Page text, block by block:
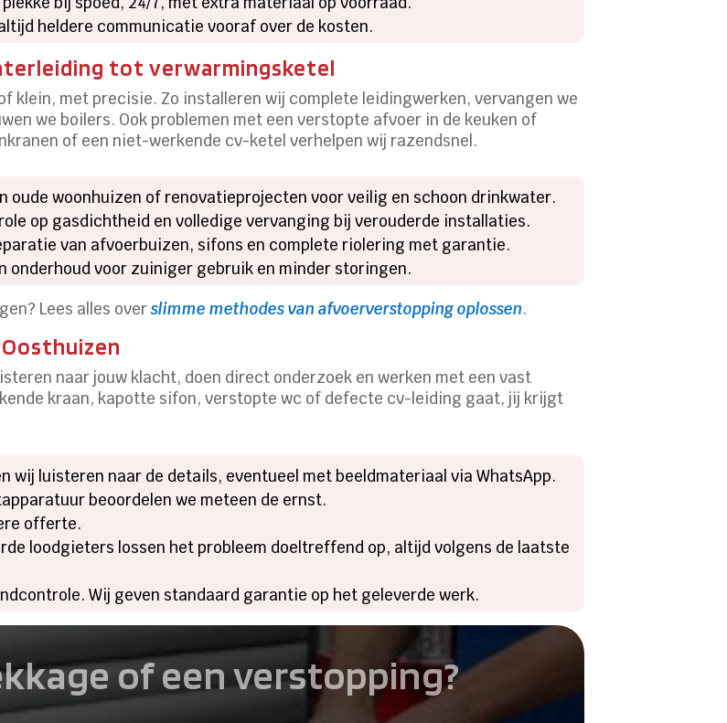
heldere communicatie vooraf over de kosten.
tot verwarmingsketel
klein, met precisie. Zo installeren wij complete leidingwerken, vervangen we
we boilers. Ook problemen met een verstopte afvoer in de keuken of
of een niet-werkende cv-ketel verhelpen wij razendsnel.
oude woonhuizen of renovatieprojecten voor veilig en schoon drinkwater.
op gasdichtheid en volledige vervanging bij verouderde installaties.
van afvoerbuizen, sifons en complete riolering met garantie.
onderhoud voor zuiniger gebruik en minder storingen.
Lees alles overslimme methodes van afvoerverstopping oplossen.
naar jouw klacht, doen direct onderzoek en werken met een vast
kraan, kapotte sifon, verstopte wc of defecte cv-leiding gaat, jij krijgt
wij luisteren naar de details, eventueel met beeldmateriaal via WhatsApp.
beoordelen we meteen de ernst.
offerte.
loodgieters lossen het probleem doeltreffend op, altijd volgens de laatste
Wij geven standaard garantie op het geleverde werk.
of een verstopping?